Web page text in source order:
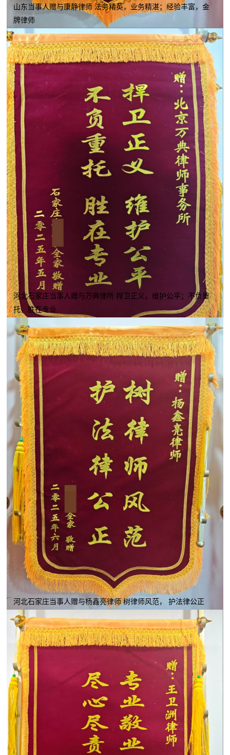
山东当事人赠与康静律师 法务精英，业务精湛；经验丰富，金
牌律师
河北石家庄当事人赠与万典律所 捍卫正义，维护公平；不负重
托，胜在专业
河北石家庄当事人赠与杨鑫亮律师 树律师风范， 护法律公正